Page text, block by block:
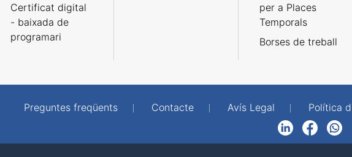
Certificat digital
- baixada de
programari
per a Places
Temporals
Borses de treball
Preguntes freqüents Contacte Avís Legal Política
FacebookWhatsApp